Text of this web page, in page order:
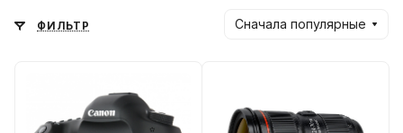
ФИЛЬТР Сначала популярные